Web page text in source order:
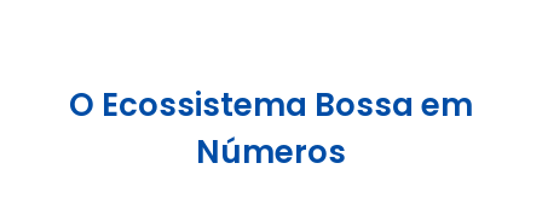
O Ecossistema Bossa em
Números